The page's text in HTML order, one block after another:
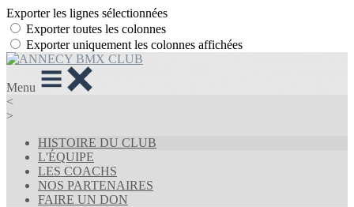
Exporter les lignes sélectionnées
Exporter toutes les colonnes
Exporter uniquement les colonnes affichées
Menu
<
>
HISTOIRE DU CLUB
L'ÉQUIPE
LES COACHS
NOS PARTENAIRES
FAIRE UN DON